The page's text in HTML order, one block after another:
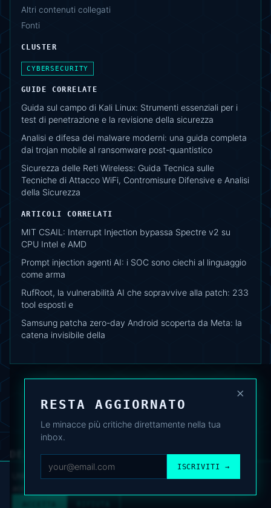
Altri contenuti collegati
Fonti
CLUSTER
CYBERSECURITY
GUIDE CORRELATE
Guida sul campo di Kali Linux: Strumenti essenziali per i
test di penetrazione e la revisione della sicurezza
Analisi e difesa dei malware moderni: una guida completa
dai trojan mobile al ransomware post-quantistico
Sicurezza delle Reti Wireless: Guida Tecnica sulle
Tecniche di Attacco WiFi, Contromisure Difensive e Analisi
della Sicurezza
ARTICOLI CORRELATI
MIT CSAIL: Interrupt Injection bypassa Spectre v2 su
CPU Intel e AMD
Prompt injection agenti AI: i SOC sono ciechi al linguaggio
come arma
RufRoot, la vulnerabilità AI che sopravvive alla patch: 233
tool esposti e
Samsung patcha zero-day Android scoperta da Meta: la
catena invisibile della
×
RESTA AGGIORNATO
Le minacce più critiche direttamente nella tua
inbox.
ISCRIVITI →
DEAFNEWS
CHI SIAMO·ARCHIVIO ·FAQ PRIVACY·COOKIE POLICY
CONTATTI